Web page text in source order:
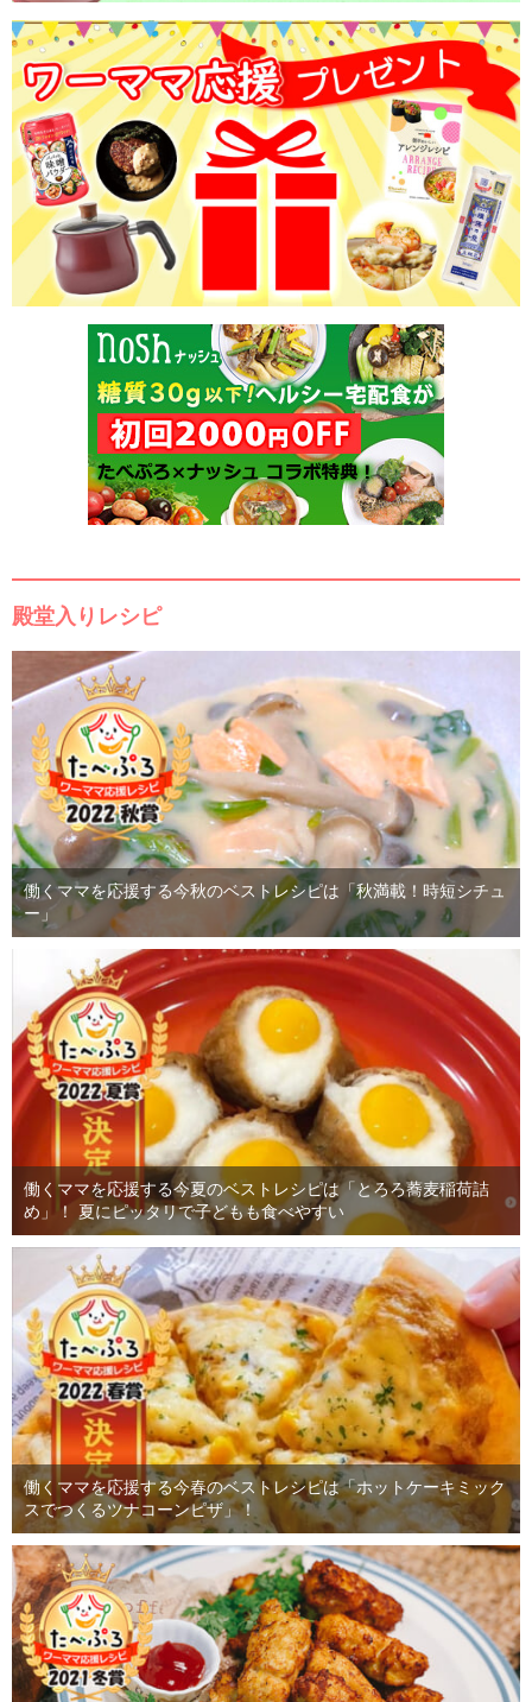
殿堂入りレシピ
働くママを応援する今秋のベストレシピは「秋満載！時短シチュ
ー」
働くママを応援する今夏のベストレシピは「とろろ蕎麦稲荷詰
め」！ 夏にピッタリで子どもも食べやすい
働くママを応援する今春のベストレシピは「ホットケーキミック
スでつくるツナコーンピザ」！